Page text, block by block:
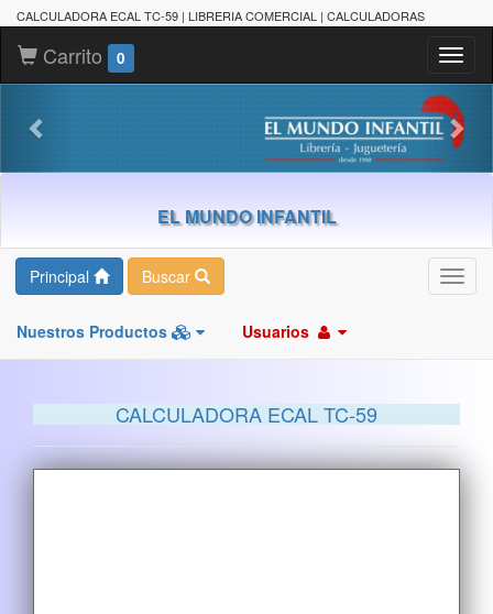
CALCULADORA ECAL TC-59 | LIBRERIA COMERCIAL | CALCULADORAS
Carrito 0
EL MUNDO INFANTIL
Principal Buscar
Nuestros Productos Usuarios
CALCULADORA ECAL TC-59